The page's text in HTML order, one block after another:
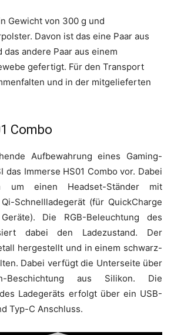
Gewicht von 300 g und
Davon ist das eine Paar aus
andere Paar aus einem
gefertigt. Für den Transport
und in der mitgelieferten
Combo
Aufbewahrung eines Gaming-
das Immerse HS01 Combo vor. Dabei
um einen Headset-Ständer mit
Schnellladegerät (für QuickCharge
Die RGB-Beleuchtung des
dabei den Ladezustand. Der
hergestellt und in einem schwarz-
Dabei verfügt die Unterseite über
Beschichtung aus Silikon. Die
Ladegeräts erfolgt über ein USB-
Typ-C Anschluss.